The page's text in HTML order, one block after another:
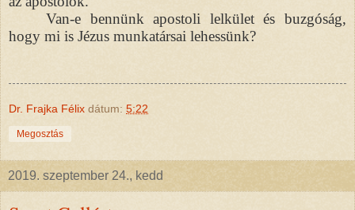
Van-e bennünk apostoli lelkület és buzgóság,
hogy mi is Jézus munkatársai lehessünk?
Dr. Frajka Félix dátum: 5:22
Megosztás
2019. szeptember 24., kedd